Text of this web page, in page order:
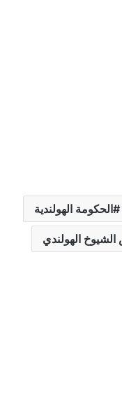
الحكومة الهولندية
الهولندي